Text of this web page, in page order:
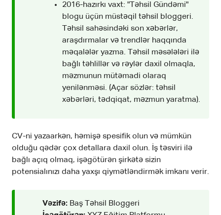
2016-hazırkı vaxt: "Təhsil Gündəmi"
blogu üçün müstəqil təhsil bloggeri.
Təhsil sahəsindəki son xəbərlər,
araşdırmalar və trendlər haqqında
məqalələr yazma. Təhsil məsələləri ilə
bağlı təhlillər və rəylər daxil olmaqla,
məzmunun mütəmadi olaraq
yenilənməsi. (Açar sözlər: təhsil
xəbərləri, tədqiqat, məzmun yaratma).
CV-ni yazaarkən, həmişə spesifik olun və mümkün
olduğu qədər çox detallara daxil olun. İş təsviri ilə
bağlı açıq olmaq, işəgötürən şirkətə sizin
potensialınızı daha yaxşı qiymətləndirmək imkanı verir.
Vəzifə: Baş Təhsil Bloggeri